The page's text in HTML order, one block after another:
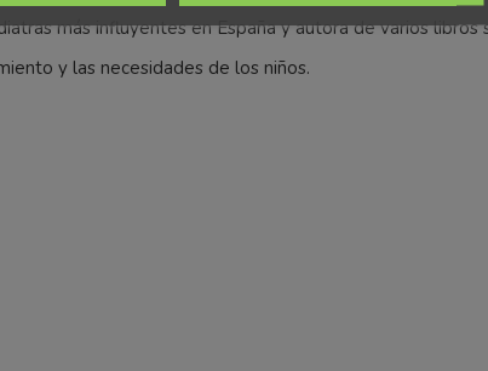
más influyentes en España y autora de varios
y las necesidades de los niños.